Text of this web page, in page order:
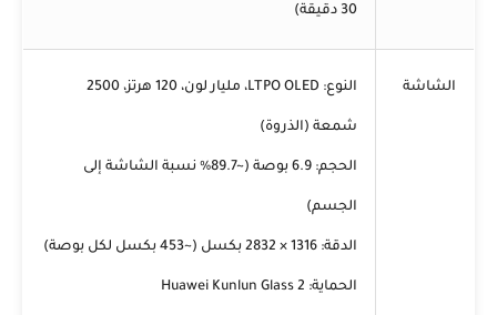
30 دقيقة)
الشاشة النوع: LTPO OLED، مليار لون، 120 هرتز، 2500
شمعة (الذروة)
الحجم: 6.9 بوصة (~89.7% نسبة الشاشة إلى
الجسم)
الدقة:
الحماية: